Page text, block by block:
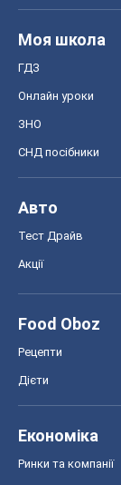
Моя школа
ГДЗ
Онлайн уроки
ЗНО
СНД посібники
Авто
Тест Драйв
Акції
Food Oboz
Рецепти
Дієти
Економіка
Ринки та компанії